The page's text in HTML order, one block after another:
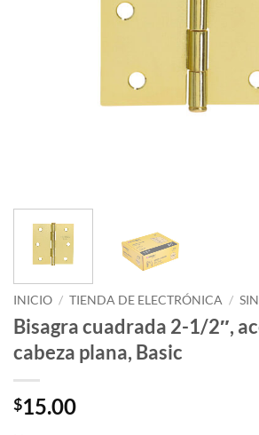
INICIO / TIENDA DE ELECTRÓNICA /
Bisagra cuadrada 2-1/2″,
cabeza plana, Basic
$15.00